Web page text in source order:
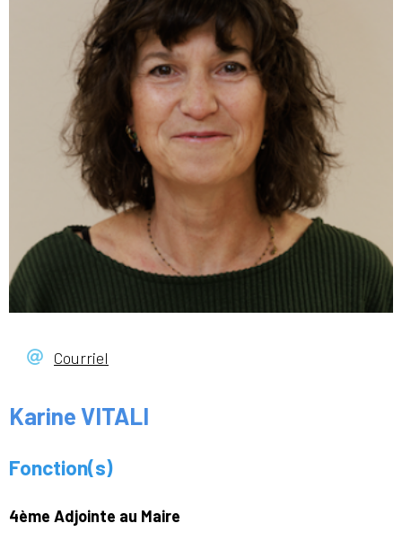
Courriel
Karine VITALI
Fonction(s)
4ème Adjointe au Maire